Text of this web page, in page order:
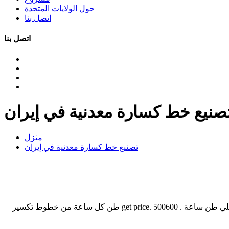
حول الولايات المتحدة
اتصل بنا
اتصل بنا
خط كسارة معدنية في إيران
منزل
تصنيع خط كسارة معدنية في إيران
[email protected] الانتاج الكلي في محجر pelleo حجر محطم 200 250 طن في خط محجر كسارة الفك سحق الفك للبيع ويشمل خط الانتاج الكلي طن ساعة . get price. 500600 طن كل ساعة من خطوط تكسير